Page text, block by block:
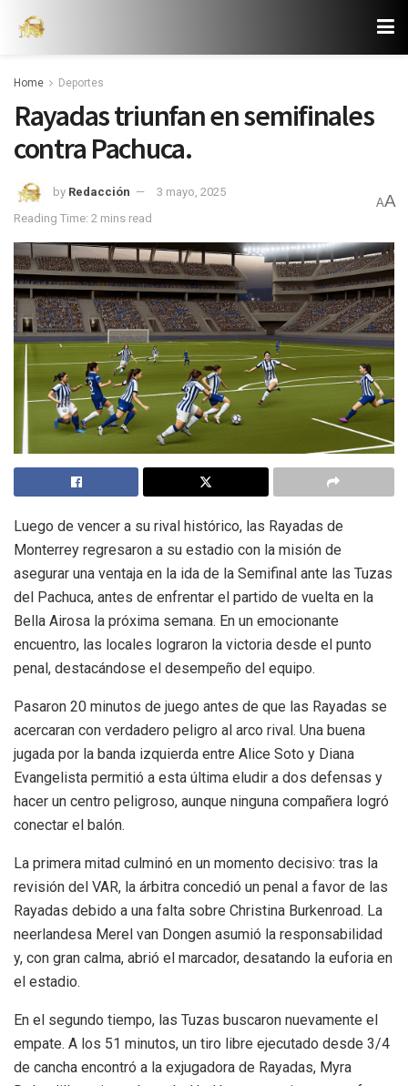
Home Deportes
Rayadas triunfan en semifinales
contra Pachuca.
by Redacción
3 mayo, 2025
Reading Time: 2 mins read
AA
Luego de vencer a su rival histórico, las Rayadas de
Monterrey regresaron a su estadio con la misión de
asegurar una ventaja en la ida de la Semifinal ante las Tuzas
del Pachuca, antes de enfrentar el partido de vuelta en la
Bella Airosa la próxima semana. En un emocionante
encuentro, las locales lograron la victoria desde el punto
penal, destacándose el desempeño del equipo.
Pasaron 20 minutos de juego antes de que las Rayadas se
acercaran con verdadero peligro al arco rival. Una buena
jugada por la banda izquierda entre Alice Soto y Diana
Evangelista permitió a esta última eludir a dos defensas y
hacer un centro peligroso, aunque ninguna compañera logró
conectar el balón.
La primera mitad culminó en un momento decisivo: tras la
revisión del VAR, la árbitra concedió un penal a favor de las
Rayadas debido a una falta sobre Christina Burkenroad. La
neerlandesa Merel van Dongen asumió la responsabilidad
y, con gran calma, abrió el marcador, desatando la euforia en
el estadio.
En el segundo tiempo, las Tuzas buscaron nuevamente el
empate. A los 51 minutos, un tiro libre ejecutado desde 3/4
de cancha encontró a la exjugadora de Rayadas, Myra